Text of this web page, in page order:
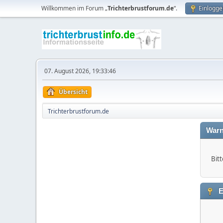
Willkommen im Forum „Trichterbrustforum.de“.
07. August 2026, 19:33:46
Übersicht
Trichterbrustforum.de